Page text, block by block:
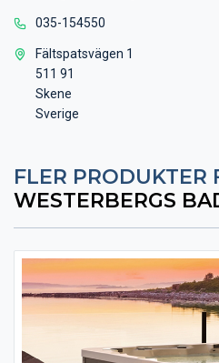
035-154550
Fältspatsvägen 1
511 91
Skene
Sverige
FLER PRODUKTER
WESTERBERGS